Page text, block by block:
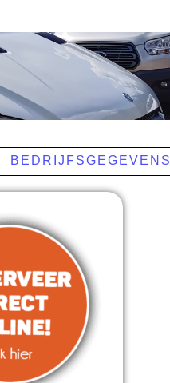
BEDRIJFSGEGEVENS